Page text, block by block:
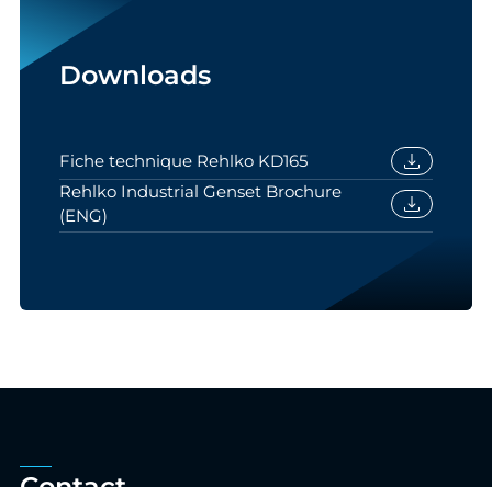
Downloads
Fiche technique Rehlko KD165 download
Rehlko Industrial Genset Brochure
(ENG)
download